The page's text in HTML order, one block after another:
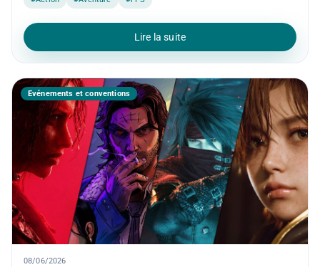
Lire la suite
Événements et conventions
08/06/2026